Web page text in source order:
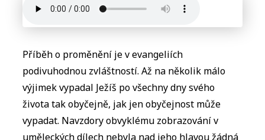
Příběh o proměnění je v evangeliích
podivuhodnou zvláštností. Až na několik málo
výjimek vypadal Ježíš po všechny dny svého
života tak obyčejně, jak jen obyčejnost může
vypadat. Navzdory obvyklému zobrazování v
uměleckých dílech nebyla nad jeho hlavou žádná